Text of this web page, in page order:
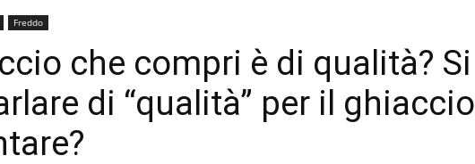
Freddo
che compri è di qualità? Si
di “qualità” per il ghiaccio